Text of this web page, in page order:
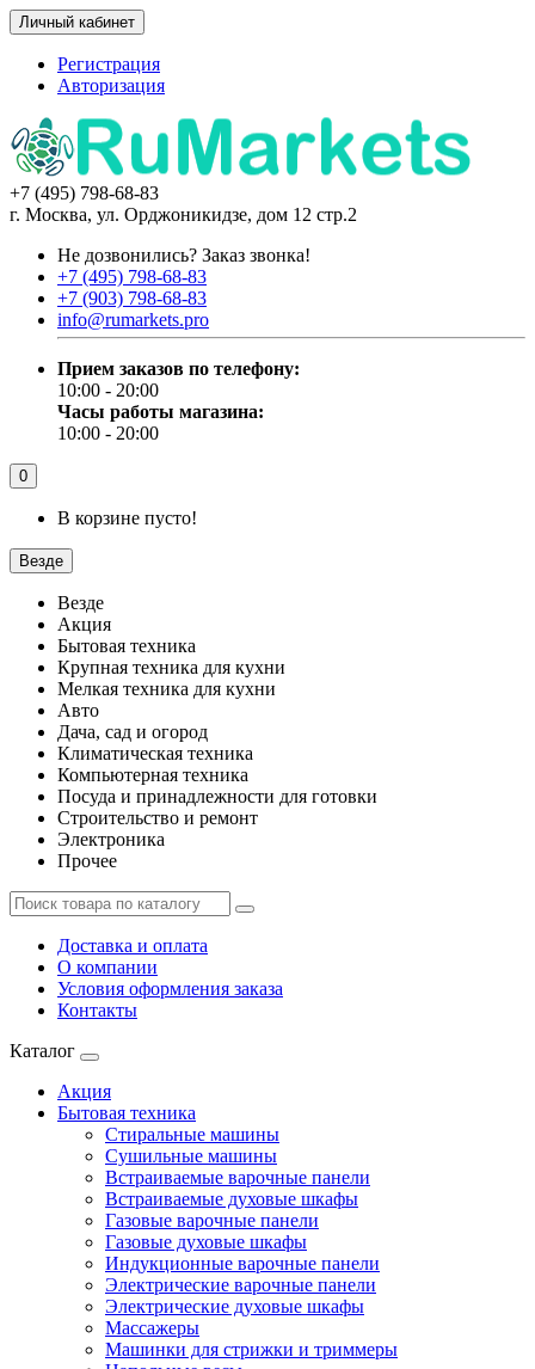
Личный кабинет
Регистрация
Авторизация
+7 (495) 798-68-83
г. Москва, ул. Орджоникидзе, дом 12 стр.2
Не дозвонились? Заказ звонка!
+7 (495) 798-68-83
+7 (903) 798-68-83
info@rumarkets.pro
Прием заказов по телефону:
10:00 - 20:00
Часы работы магазина:
10:00 - 20:00
0
В корзине пусто!
Везде
Везде
Акция
Бытовая техника
Крупная техника для кухни
Мелкая техника для кухни
Авто
Дача, сад и огород
Климатическая техника
Компьютерная техника
Посуда и принадлежности для готовки
Строительство и ремонт
Электроника
Прочее
Доставка и оплата
О компании
Условия оформления заказа
Контакты
Каталог
Акция
Бытовая техника
Стиральные машины
Сушильные машины
Встраиваемые варочные панели
Встраиваемые духовые шкафы
Газовые варочные панели
Газовые духовые шкафы
Индукционные варочные панели
Электрические варочные панели
Электрические духовые шкафы
Массажеры
Машинки для стрижки и триммеры